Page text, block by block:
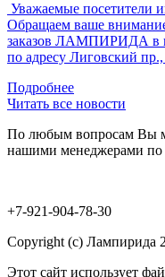
Уважаемые посетители
Обращаем ваше
заказов ЛАМПИРИДА в
по адресу Лиговский
Читать все новости
По любым вопросам Вы
нашими менеджерами по
+7-921-904-78-30
Copyright (c) Лампирида
Этот сайт использует